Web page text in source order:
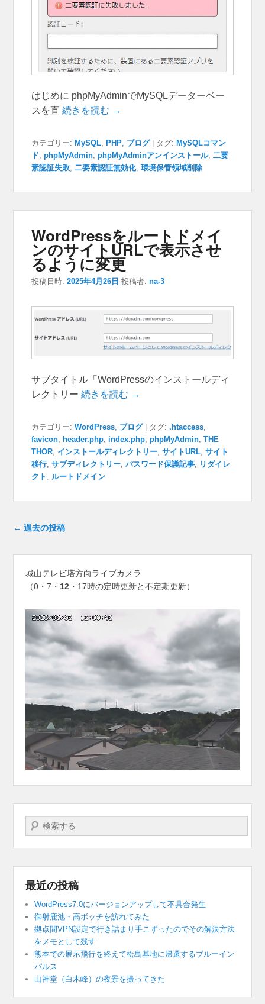
はじめに phpMyAdminでMySQLデーターベー
スを直続きを読む →
カテゴリー: MySQL ,PHP ブログ | タグ: MySQLコマン
ド ,phpMyAdmin ,phpMyAdminアンインストール,二要
素認証失敗 ,二要素認証無効化,環境保管領域削除
WordPressをルートドメイ
ンのサイトURLで表示させ
るように変更
投稿日時:2025年4月26日 投稿者:na-3
サブタイトル「WordPressのインストールディ
レクトリー続きを読む →
カテゴリー: WordPress, ブログ タグ: .htaccess,
favicon, header.php, index.php,phpMyAdmin,THE
THOR, インストールディレクトリー,サイトURL,サイト
移行,サブディレクトリー,パスワード保護記事, リダイレ
クト ,ルートドメイン
投稿ナビゲーション
← 過去の投稿
城山テレビ塔方向ライブカメラ
（0・7・ 12 ・17時の定時更新と不定期更新）
検索する
最近の投稿
WordPress7.0にバージョンアップして不具合発生
御射鹿池・高ボッチを訪れてみた
拠点間VPN設定で行き詰まり手こずったのでその解決方法
をメモとして残す
熊本での展示飛行を終えて松島基地に帰還するブルーイン
パルス
山神堂（白木峰）の夜景を撮ってきた